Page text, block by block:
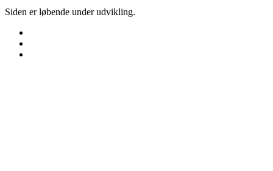
Siden er løbende under udvikling.